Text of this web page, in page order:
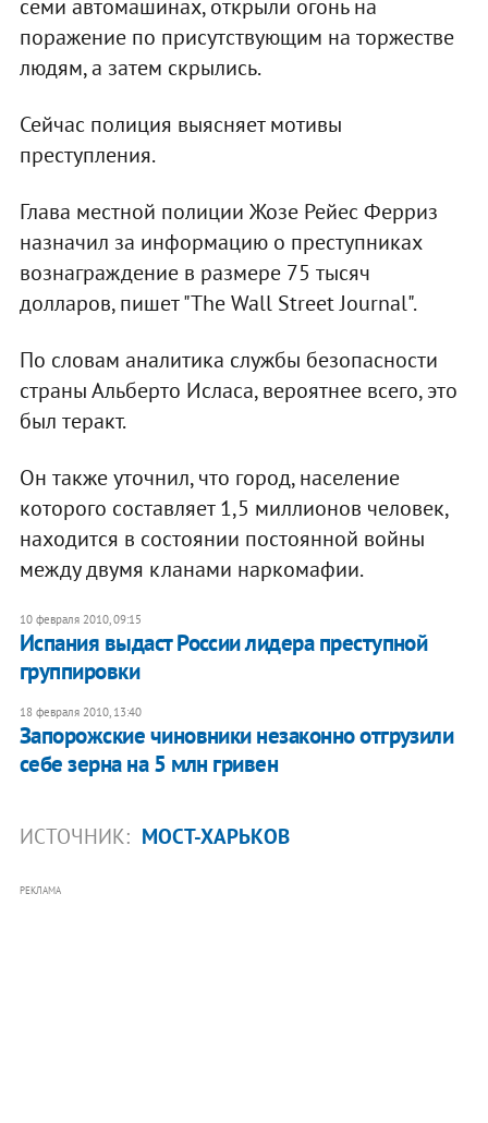
семи автомашинах, открыли огонь на
поражение по присутствующим на торжестве
людям, а затем скрылись.
Сейчас полиция выясняет мотивы
преступления.
Глава местной полиции Жозе Рейес Ферриз
назначил за информацию о преступниках
вознаграждение в размере 75 тысяч
долларов, пишет "The Wall Street Journal".
По словам аналитика службы безопасности
страны Альберто Исласа, вероятнее всего, это
был теракт.
Он также уточнил, что город, население
которого составляет 1,5 миллионов человек,
находится в состоянии постоянной войны
между двумя кланами наркомафии.
10 февраля 2010, 09:15
Испания выдаст России лидера преступной
группировки
18 февраля 2010, 13:40
Запорожские чиновники незаконно отгрузили
себе зерна на 5 млн гривен
ИСТОЧНИК: МОСТ-ХАРЬКОВ
РЕКЛАМА